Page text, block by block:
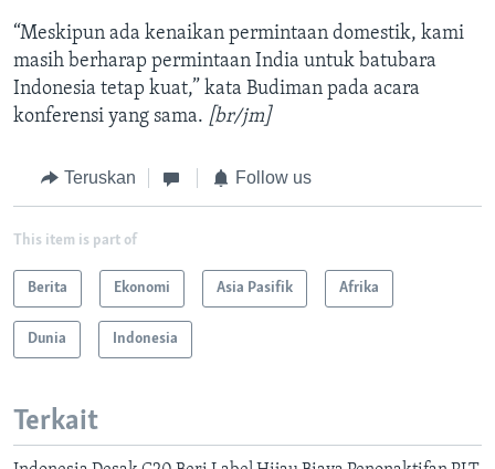
“Meskipun ada kenaikan permintaan domestik, kami
masih berharap permintaan India untuk batubara
Indonesia tetap kuat,” kata Budiman pada acara
konferensi yang sama. [br/jm]
Teruskan Follow us
This item is part of
Berita Ekonomi Asia Pasifik Afrika
Dunia Indonesia
Terkait